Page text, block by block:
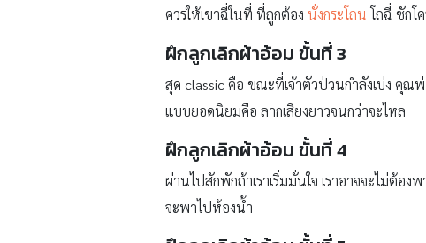
ควรให้เขาฉี่ในที่ ที่ถูกต้อง นั่งกระโถน โถฉี่ ชักโ
ฝึกลูกเลิกผ้าอ้อม ขั้นที่ 3
สุด classic คือ ขณะที่เจ้าตัวป่วนกำลังเบ่ง คุณ
แบบยอดนิยมคือ ลากเสียงยาวจนกว่าจะไหล
ฝึกลูกเลิกผ้าอ้อม ขั้นที่ 4
ผ่านไปสักพักถ้าเราเริ่มมั่นใจ เราอาจจะไม่ต้
จะพาไปห้องน้ำ